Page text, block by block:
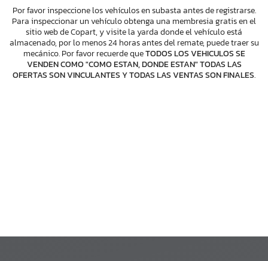
Por favor inspeccione los vehículos en subasta antes de registrarse.
Para inspeccionar un vehículo obtenga una membresia gratis en el
sitio web de Copart, y visite la yarda donde el vehículo está
almacenado, por lo menos 24 horas antes del remate, puede traer su
mecánico. Por favor recuerde queTODOS LOS VEHICULOS SE
VENDEN COMO "COMO ESTAN, DONDE ESTAN" TODAS LAS
OFERTAS SON VINCULANTES Y TODAS LAS VENTAS SON FINALES.